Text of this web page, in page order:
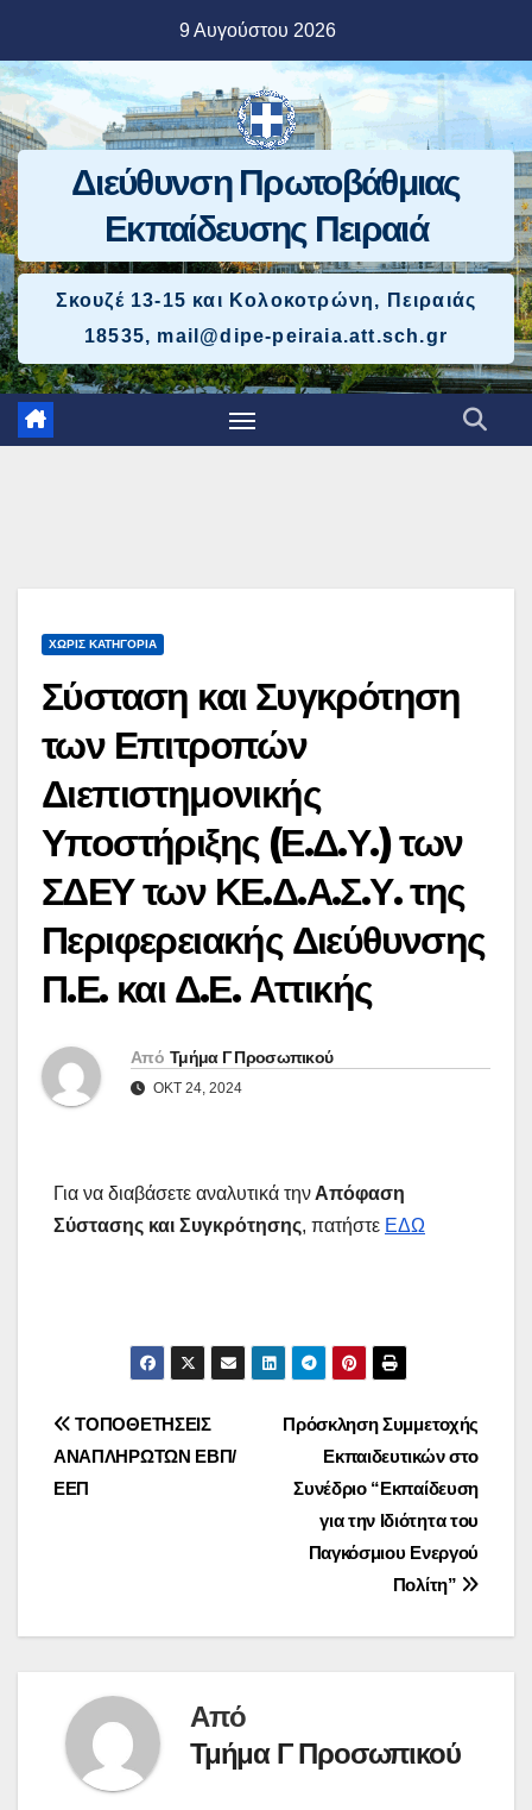
περιεχόμενο
9 Αυγούστου 2026
Διεύθυνση Πρωτοβάθμιας
Εκπαίδευσης Πειραιά
Σκουζέ 13-15 και Κολοκοτρώνη, Πειραιάς
18535, mail@dipe-peiraia.att.sch.gr
ΧΩΡΊΣ ΚΑΤΗΓΟΡΊΑ
Σύσταση και Συγκρότηση
των Επιτροπών
Διεπιστημονικής
Υποστήριξης (Ε.Δ.Υ.) των
ΣΔΕΥ των ΚΕ.Δ.Α.Σ.Υ. της
Περιφερειακής Διεύθυνσης
Π.Ε. και Δ.Ε. Αττικής
Από Τμήμα Γ Προσωπικού
ΟΚΤ 24, 2024
Για να διαβάσετε αναλυτικά την Απόφαση
Σύστασης και Συγκρότησης, πατήστε ΕΔΩ
Πλοήγηση
άρθρων
Πρόσκληση Συμμετοχής
Εκπαιδευτικών στο
Συνέδριο “Εκπαίδευση
για την Ιδιότητα του
Παγκόσμιου Ενεργού
Πολίτη”
ΤΟΠΟΘΕΤΗΣΕΙΣ
ΑΝΑΠΛΗΡΩΤΩΝ ΕΒΠ/
ΕΕΠ
Από
Τμήμα Γ Προσωπικού